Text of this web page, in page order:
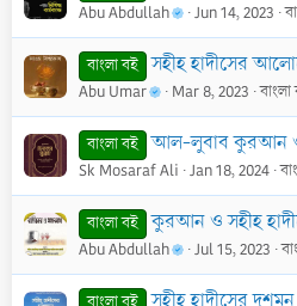
Abu Abdullah Jun 14, 2023
বাংলা বই সহীহ হাদীসের
Abu Umar Mar 8, 2023
বাংলা বই আল-লুবাব কুরআন ও সহীহ হাদীসের
Sk Mosaraf Ali Jan 18, 2024
বাংলা বই কুরআন ও সহীহ
Abu Abdullah Jul 15, 2023
সহীহ হাদীসের